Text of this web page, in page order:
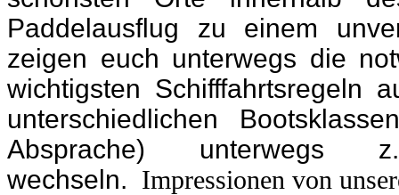
Paddelausflug zu einem
zeigen euch unterwegs die
wichtigsten Schifffahrtsregeln
unterschiedlichen
Absprache)
wechseln. Impressionen von